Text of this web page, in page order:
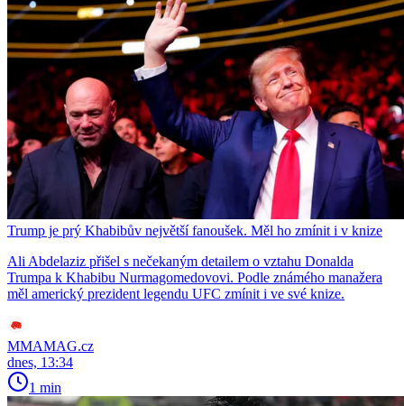
Trump je prý Khabibův největší fanoušek. Měl ho zmínit i v knize
Ali Abdelaziz přišel s nečekaným detailem o vztahu Donalda
Trumpa k Khabibu Nurmagomedovovi. Podle známého manažera
měl americký prezident legendu UFC zmínit i ve své knize.
MMAMAG.cz
dnes, 13:34
1 min